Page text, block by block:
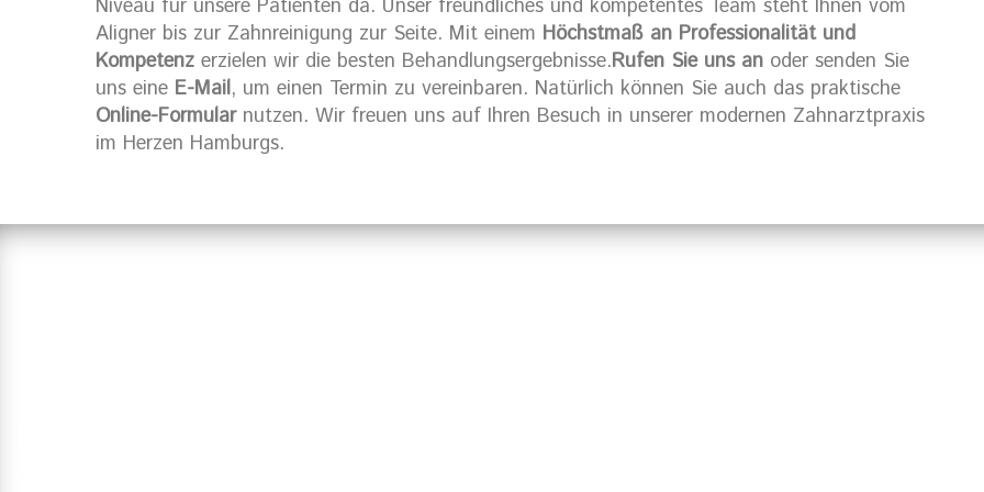
Niveau für unsere Patienten da. Unser freundliches und kompetentes Team steht Ihnen vom
Aligner bis zur Zahnreinigung zur Seite. Mit einem Höchstmaß an Professionalität und
Kompetenz erzielen wir die besten Behandlungsergebnisse.Rufen Sie uns an oder senden Sie
uns eine E-Mail, um einen Termin zu vereinbaren. Natürlich können Sie auch das praktische
Online-Formularnutzen. Wir freuen uns auf Ihren Besuch in unserer modernen Zahnarztpraxis
im Herzen Hamburgs.